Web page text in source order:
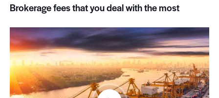
Brokerage fees that you deal with the most